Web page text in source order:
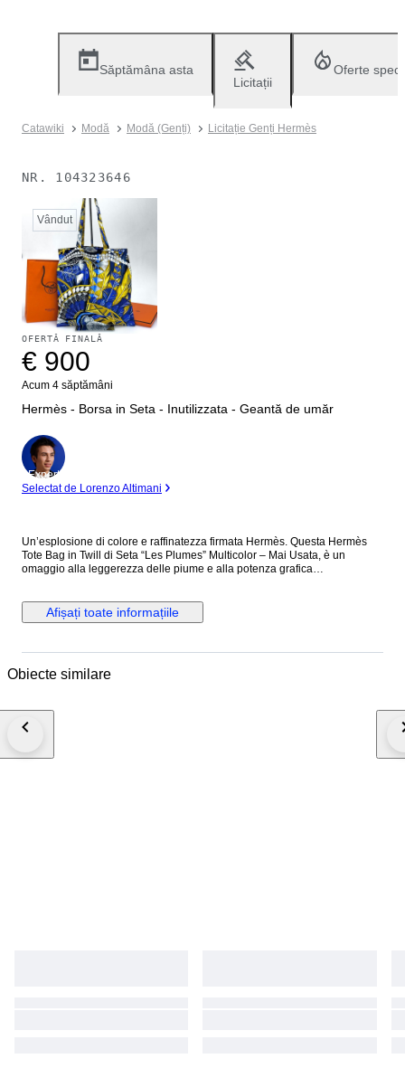
Săptămâna asta
Licitații
Oferte
Catawiki Modă Modă (Genți) Licitație Genți Hermès
NR. 104323646
Vândut
OFERTĂ FINALĂ
€ 900
Acum 4 săptămâni
Hermès - Borsa in Seta - Inutilizzata - Geantă de umăr
Expert
Selectat de Lorenzo Altimani
Un’esplosione di colore e raffinatezza firmata Hermès. Questa Hermès
Tote Bag in Twill di Seta “Les Plumes” Multicolor – Mai Usata, è un
omaggio alla leggerezza delle piume e alla potenza grafica
pezzo da collezione. Perfetta per chi vuole distinguersi con un’eleganza
fuori dal comune anche nei momenti più casual. SCHEDA TECNICA
Usata è realizzata in seta e si racchiude nella sua sacca. Mai usata è
Hermès Tote Bag in Twill di Seta “Les Plumes” Multicolor – Mai Usata
Tote Bag in Twill di Seta “Les Plumes” Multicolor – Mai Usata Arriva
farsi regalare).
Afișați toate informațiile
Obiecte similare